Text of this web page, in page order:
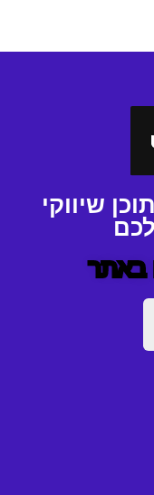
שיווקי
באתר